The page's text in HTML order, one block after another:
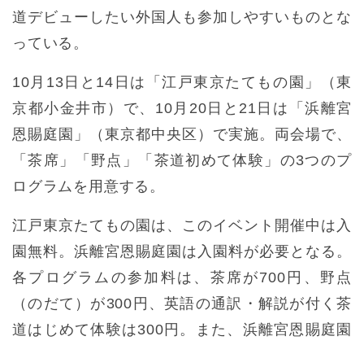
道デビューしたい外国人も参加しやすいものとな
っている。
10月13日と14日は「江戸東京たてもの園」（東
京都小金井市）で、10月20日と21日は「浜離宮
恩賜庭園」（東京都中央区）で実施。両会場で、
「茶席」「野点」「茶道初めて体験」の3つのプ
ログラムを用意する。
江戸東京たてもの園は、このイベント開催中は入
園無料。浜離宮恩賜庭園は入園料が必要となる。
各プログラムの参加料は、茶席が700円、野点
（のだて）が300円、英語の通訳・解説が付く茶
道はじめて体験は300円。また、浜離宮恩賜庭園